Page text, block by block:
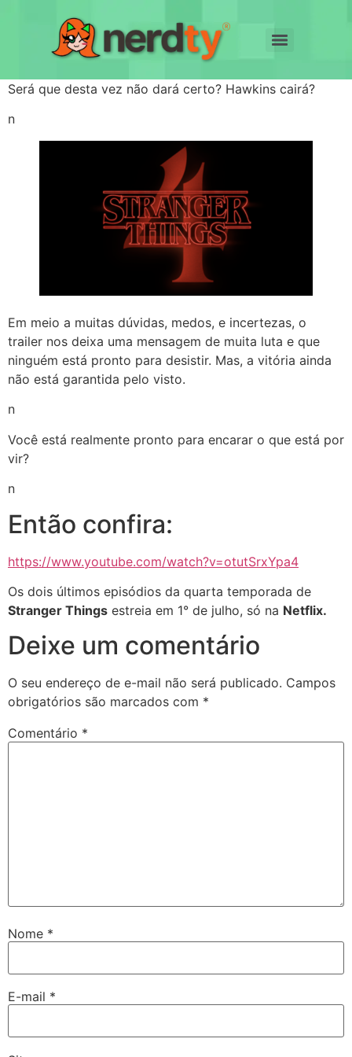
Será que desta vez não dará certo? Hawkins cairá?
n
Em meio a muitas dúvidas, medos, e incertezas, o
trailer nos deixa uma mensagem de muita luta e que
ninguém está pronto para desistir. Mas, a vitória ainda
não está garantida pelo visto.
n
Você está realmente pronto para encarar o que está por
vir?
n
Então confira:
https://www.youtube.com/watch?v=otutSrxYpa4
Os dois últimos episódios da quarta temporada de
Stranger Things estreia em 1° de julho, só na Netflix.
Deixe um comentário
O seu endereço de e-mail não será publicado. Campos
obrigatórios são marcados com *
Comentário *
Nome *
E-mail *